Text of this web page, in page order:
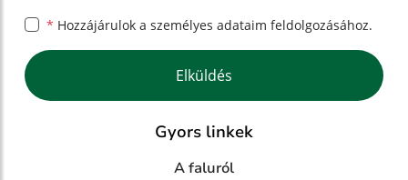
* Hozzájárulok a személyes adataim feldolgozásához.
Google reCaptcha Response
Elküldés
Gyors linkek
A faluról